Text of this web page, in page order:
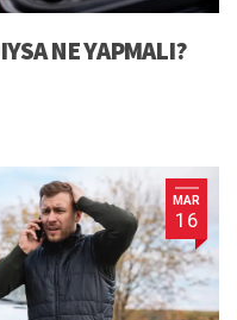
NE YAPMALI?
MAR
16